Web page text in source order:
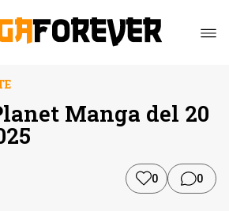
Manga del 20
0 0